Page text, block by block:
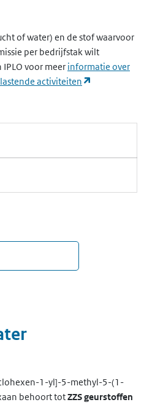
of water) en de stof waarvoor
per bedrijfstak wilt
voor meer informatie over
activiteiten
1-yl]-5-methyl-5-(1-
behoort totZZS geurstoffen